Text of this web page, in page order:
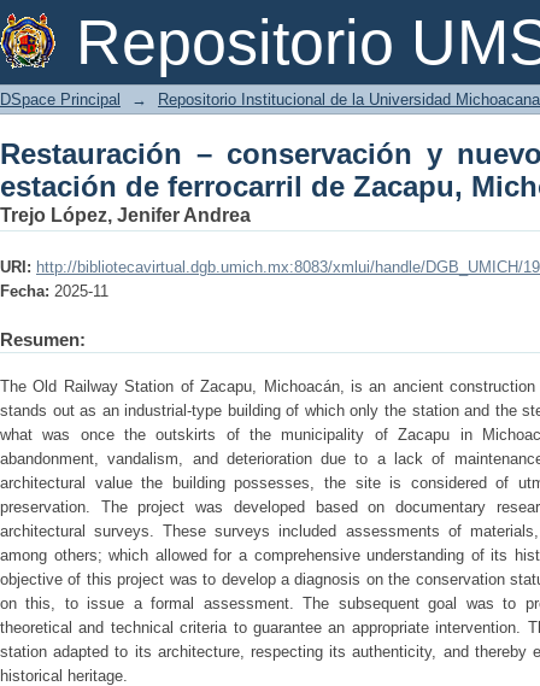
Repositorio
Restauración – conservación y
Zacapu, Michoacán
DSpace Principal → Repositorio Institucional de la Universidad
Restauración – conservación y
estación de ferrocarril de Zacapu,
Trejo López, Jenifer Andrea
URI: http://bibliotecavirtual.dgb.umich.mx:8083/xmlui/handle/DGB_UMICH/
Fecha: 2025-11
Resumen:
The Old Railway Station of Zacapu, Michoacán, is an ancient
stands out as an industrial-type building of which only the station and the
what was once the outskirts of the municipality of Zacapu in
abandonment, vandalism, and deterioration due to a lack of
architectural value the building possesses, the site is considered of
preservation. The project was developed based on documentary
architectural surveys. These surveys included assessments of
among others; which allowed for a comprehensive understanding of its
objective of this project was to develop a diagnosis on the conservation
on this, to issue a formal assessment. The subsequent goal was to
theoretical and technical criteria to guarantee an appropriate intervention.
station adapted to its architecture, respecting its authenticity, and thereby
historical heritage.